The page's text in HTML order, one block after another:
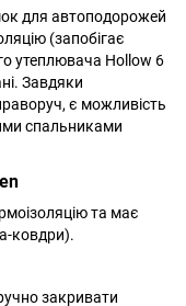
для автоподорожей
(запобігає
утеплювача Hollow 6
Завдяки
є можливість
спальниками
та має
ковдри).
закривати